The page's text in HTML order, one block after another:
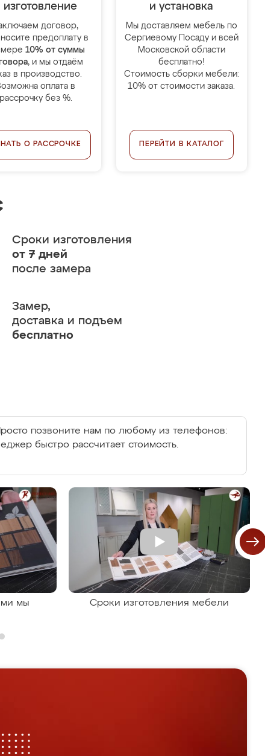
изготовление
договор,
предоплату в
10% от суммы
, и мы отдаём
в производство.
оплата в
рассрочку без %.
О РАССРОЧКЕ
и установка
Мы доставляем мебель по
Сергиевому Посаду и всей
Московской области
бесплатно!
Стоимость сборки мебели:
10% от стоимости заказа.
ПЕРЕЙТИ В КАТАЛОГ
Сроки изготовления
от 7 дней
после замера
Замер,
доставка и подъем
бесплатно
позвоните нам по любому из телефонов:
быстро рассчитает стоимость.
мы
Сроки изготовления мебели